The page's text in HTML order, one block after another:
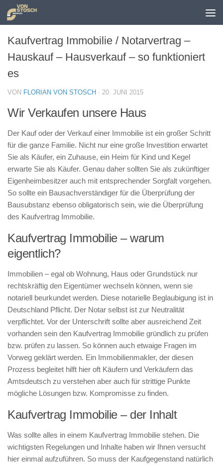
Zum Inhalt springen
Kaufvertrag Immobilie / Notarvertrag –
Hauskauf – Hausverkauf – so funktioniert
es
VON FLORIAN VON STOSCH · 20. JUNI 2015
Wir Verkaufen unsere Haus
Der Kauf oder der Verkauf einer Immobilie ist ein großer Schritt
für die ganze Familie. Nicht nur eine große Investition erwartet
Sie als Käufer, ein Zuhause, ein Heim für Kind und Kegel
erwarte Sie als Käufer. Genau daher sollten Sie als zukünftiger
Eigenheimbesitzer auch mit entsprechender Sorgfalt vorgehen.
So sollte ein Bausachverständiger für die Überprüfung der
Bausubstanz ebenso obligatorisch sein, wie die Überprüfung
des Kaufvertrag Immobilie.
Kaufvertrag Immobilie – warum
eigentlich?
Immobilien – egal ob Wohnung, Haus oder Grundstück nur
rechtskräftig den Eigentümer wechseln können, wenn sie
notariell beurkundet werden. Diese notarielle Beglaubigung ist in
Deutschland Pflicht. Der Notar selbst ist zur Neutralität
verpflichtet. Vor der Unterschrift sollte aber ausreichend Zeit
vorhanden sein den Kaufvertrag Immobilie gründlich zu prüfen
bzw. prüfen zu lassen. So können auch etwaige Fragen im
Vorweg geklärt werden. Ein Immobilienmakler, der diesen
Prozess begleitet hilft hier oft Käufern und Verkäufern das
Amtsdeutsch zu verstehen aber auch für strittige Punkte
mögliche Lösungen bzw. Kompromisse zu finden.
Kaufvertrag Immobilie – der Inhalt
Was sollte alles in einem Kaufvertrag Immobilie stehen. Die
wichtigsten Regelungen und Inhalte haben wir Ihnen versucht
hier einmal aufzuführen. So muss der Kaufgegenstand natürlich